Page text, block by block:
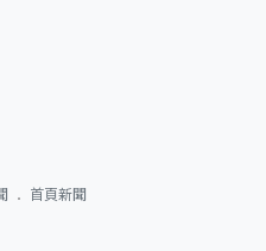
首頁新聞